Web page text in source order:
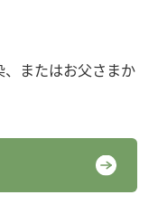
またはお父さまか